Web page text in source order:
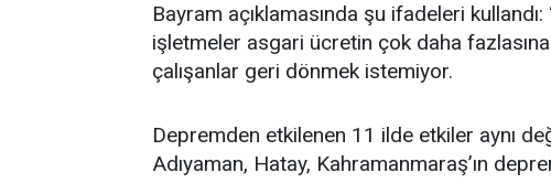
Bayram açıklamasında şu ifadeleri
işletmeler asgari ücretin çok daha
çalışanlar geri dönmek istemiyor.
Depremden etkilenen 11 ilde etkiler aynı
Adıyaman, Hatay, Kahramanmaraş’ın